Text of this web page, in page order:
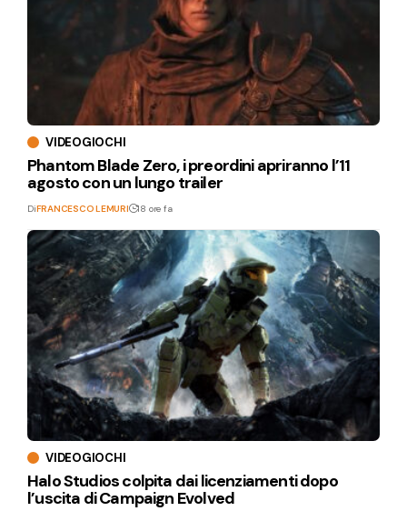
VIDEOGIOCHI
Phantom Blade Zero, i preordini apriranno l’11
agosto con un lungo trailer
DiFRANCESCO LEMURI 18 ore fa
VIDEOGIOCHI
Halo Studios colpita dai licenziamenti dopo
l’uscita di Campaign Evolved